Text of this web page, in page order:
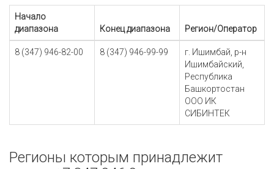
Начало
диапазона
Конец диапазона Регион/Оператор
8 (347) 946-82-00 8 (347) 946-99-99
г. Ишимбай, р-н
Ишимбайский,
Республика
Башкортостан
ООО ИК
СИБИНТЕК
Регионы которым принадлежит